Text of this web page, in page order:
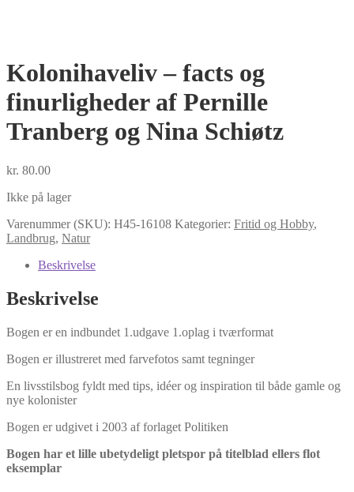
Kolonihaveliv – facts og
finurligheder af Pernille
Tranberg og Nina Schiøtz
kr. 80.00
Ikke på lager
Varenummer (SKU): H45-16108 Kategorier: Fritid og Hobby,
Landbrug, Natur
Beskrivelse
Beskrivelse
Bogen er en indbundet 1.udgave 1.oplag i tværformat
Bogen er illustreret med farvefotos samt tegninger
En livsstilsbog fyldt med tips, idéer og inspiration til både gamle og
nye kolonister
Bogen er udgivet i 2003 af forlaget Politiken
Bogen har et lille ubetydeligt pletspor på titelblad ellers flot
eksemplar